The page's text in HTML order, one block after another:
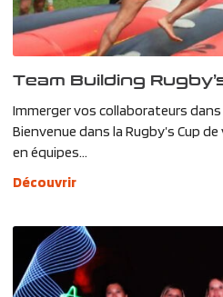
Team Building
Immerger vos collaborateurs dans
Bienvenue dans la Rugby’s Cup
en équipes...
Découvrir